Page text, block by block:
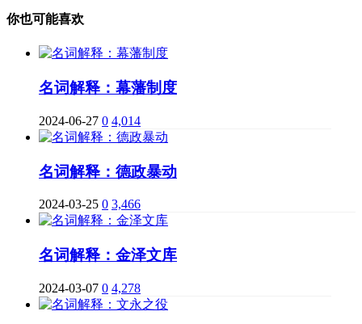
你也可能喜欢
名词解释：幕藩制度
2024-06-27 0 4,014
名词解释：德政暴动
2024-03-25 0 3,466
名词解释：金泽文库
2024-03-07 0 4,278